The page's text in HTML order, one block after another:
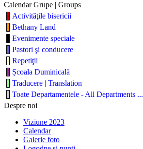
Calendar Grupe | Groups
Activităţile bisericii
Bethany Land
Evenimente speciale
Pastori şi conducere
Repetiţii
Școala Duminicală
Traducere | Translation
Toate Departamentele - All Departments ...
Despre noi
Viziune 2023
Calendar
Galerie foto